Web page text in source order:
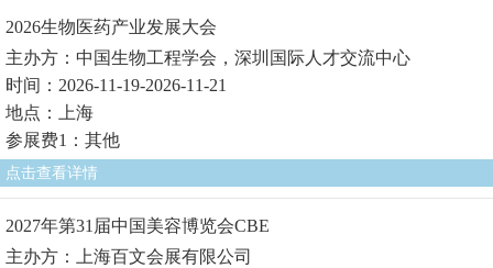
2026生物医药产业发展大会
主办方：中国生物工程学会，深圳国际人才交流中心
时间：2026-11-19-2026-11-21
地点：上海
参展费1：其他
点击查看详情
2027年第31届中国美容博览会CBE
主办方：上海百文会展有限公司